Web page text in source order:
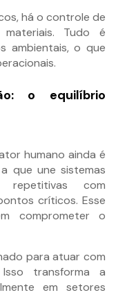
há o controle de
Tudo é
ambientais, o que
o equilíbrio
humano ainda é
que une sistemas
repetitivas com
críticos. Esse
comprometer o
para atuar com
transforma a
em setores